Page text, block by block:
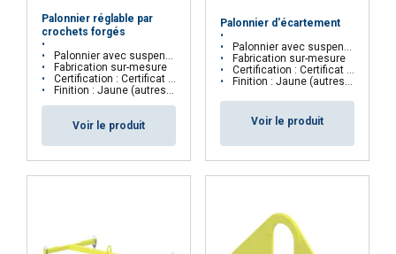
Palonnier réglable par
crochets forgés
Palonnier avec suspension par anneau central réglable par crochets
Fabrication sur-mesure
Certification : Certificat CE
Finition : Jaune (autres couleurs disponibles sur demande)
Voir le produit
Palonnier d'écartement
Palonnier avec suspension par élingue à 2 brins
Fabrication sur-mesure
Certification : Certificat CE
Finition : Jaune (autres couleurs disponibles sur demande)
Voir le produit
Nous utilisons des cookies pour personnaliser le
contenu, les publicités et analyser notre trafic.
Nous partageons également des informations
sur votre utilisation de notre site avec nos
partenaires de publicité et d'analyse qui peuvent
les combiner avec d'autres informations que
vous leur avez fournies ou qu'ils ont collectées
nécessaires
Ciblage